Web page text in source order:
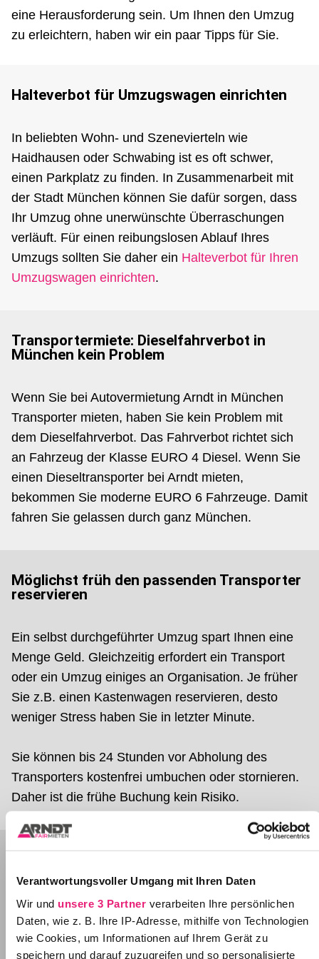
Verantwortungsvoller Umgang mit Ihren Daten
Wir und unsere 3 Partner verarbeiten Ihre persönlichen
Daten, wie z. B. Ihre IP-Adresse, mithilfe von Technologien
wie Cookies, um Informationen auf Ihrem Gerät zu
speichern und darauf zuzugreifen und so personalisierte
eine Herausforderung sein. Um Ihnen den Umzug
zu erleichtern, haben wir ein paar Tipps für Sie.
Halteverbot für Umzugswagen einrichten
In beliebten Wohn- und Szenevierteln wie
Haidhausen oder Schwabing ist es oft schwer,
einen Parkplatz zu finden. In Zusammenarbeit mit
der Stadt München können Sie dafür sorgen, dass
Ihr Umzug ohne unerwünschte Überraschungen
verläuft. Für einen reibungslosen Ablauf Ihres
Umzugs sollten Sie daher ein Halteverbot für Ihren
Umzugswagen einrichten.
Transportermiete: Dieselfahrverbot in
München kein Problem
Wenn Sie bei Autovermietung Arndt in München
Transporter mieten, haben Sie kein Problem mit
dem Dieselfahrverbot. Das Fahrverbot richtet sich
an Fahrzeug der Klasse EURO 4 Diesel. Wenn Sie
einen Dieseltransporter bei Arndt mieten,
bekommen Sie moderne EURO 6 Fahrzeuge. Damit
fahren Sie gelassen durch ganz München.
Möglichst früh den passenden Transporter
reservieren
Ein selbst durchgeführter Umzug spart Ihnen eine
Menge Geld. Gleichzeitig erfordert ein Transport
oder ein Umzug einiges an Organisation. Je früher
Sie z.B. einen Kastenwagen reservieren, desto
weniger Stress haben Sie in letzter Minute.
Sie können bis 24 Stunden vor Abholung des
Transporters kostenfrei umbuchen oder stornieren.
Daher ist die frühe Buchung kein Risiko.
Kopfsteinpflaster
Umzügler können sehr günstig unser Arndt
Umzugspaket hinzubuchen. Damit finden Sie im